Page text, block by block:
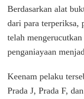
Berdasarkan alat
dari para terperiksa,
telah
penganiayaan
Keenam pelaku
Prada J, Prada F,